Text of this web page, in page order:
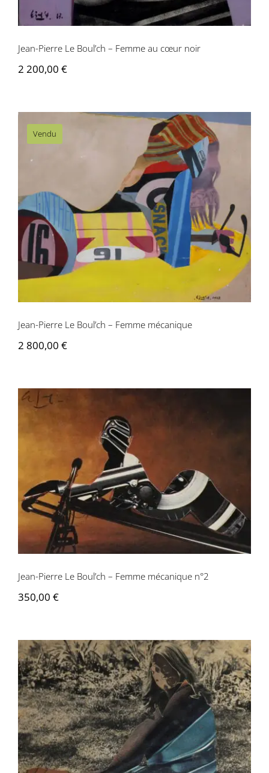
Jean-Pierre Le Boul’ch – Femme au cœur noir
2 200,00 €
Vendu
Jean-Pierre Le Boul’ch – Femme
mécanique
Jean-Pierre Le Boul’ch – Femme mécanique
2 800,00 €
Jean-Pierre Le Boul’ch – Femme
mécanique n°2
Jean-Pierre Le Boul’ch – Femme mécanique n°2
350,00 €
Jean-Pierre Le Boul’ch – Femme
mécanique n°3